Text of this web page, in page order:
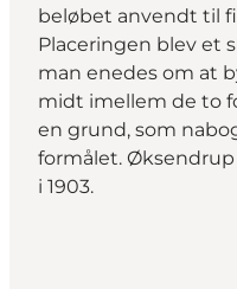
beløbet anvendt til
Placeringen blev et
man enedes om at
midt imellem de to
en grund, som
formålet.
i 1903.